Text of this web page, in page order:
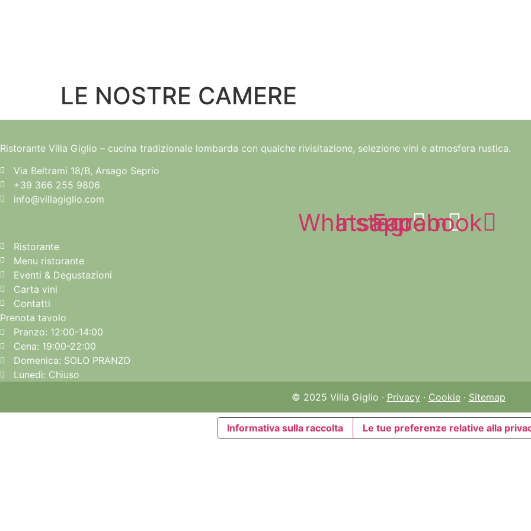
LE NOSTRE CAMERE
Ristorante Villa Giglio – cucina tradizionale lombarda con qualche rivisitazione, selezione vini e atmosfera rustica.
Via Beltrami 18/B, Arsago Seprio
+39 366 255 9806
info@villagiglio.com
Whatsapp
Instagram
Facebook
Ristorante
Menu ristorante
Eventi & Degustazioni
Carta vini
Contatti
Prenota tavolo
Pranzo: 12:00-14:00
Cena: 19:00-22:00
Domenica: SOLO PRANZO
Lunedì: Chiuso
© 2025 Villa Giglio · Privacy · Cookie· Sitemap
Informativa sulla raccolta Le tue preferenze relative alla